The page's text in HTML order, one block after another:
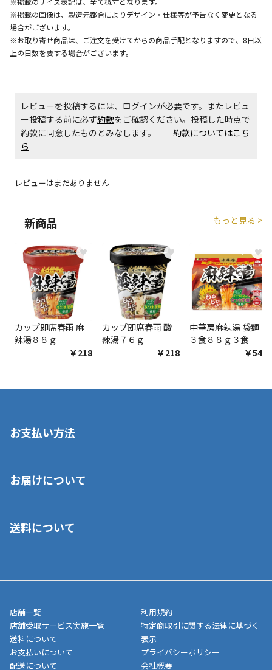
お見積商品です。金額・施工日はお打ち合わせの上、
決定となります。
エアコンの取付工事が必要な商品です。別途費用が発
商品購入個数ごとに送料がかかる商品です
※掲載の画像は、製造元都合によりデザイン・仕様等が予告なく変更となる
場合がございます。
※お取り寄せ商品は、ご注文を受けてからの商品手配となりますので、8日以
上の日数を要する場合がございます。
レビューを投稿するには、ログインが必要です。またレビュ
ー投稿する前に必ず約款をご確認ください。投稿した時点で
約款に同意したものとみなします。 約款についてはこち
ら
レビューはまだありません
新商品 もっと見る >
♥
カップ即席春雨 麻
辣湯８８ｇ
￥218
♥
カップ即席春雨 酸
辣湯７６ｇ
￥218
♥
中華房麻辣湯 袋麺
３食８８ｇ３食
￥548
お支払い方法
いいただくことはできません。ご了承ください。
■代金引換(代引)※手数料がかかります
■商品によっては一部決済方法が使用できない場合がございま
す。
お届けについて
ご注文が確認出来次第、1～4営業日に発送いたします。「お取り
業日にてお引渡しとなります。(離島などの場合、例外もあります)
メーカー直送品など一部商品については、その他商品との購入に
制限がかかる場合がございます。また発送日についても、通常と
異なる場合がございます。対象商品の説明ページをご確認くださ
い。
送料について
店舗一覧
店舗受取サービス実施一覧
送料について
お支払いについて
配送について
利用規約
特定商取引に関する法律に基づく
表示
プライバシーポリシー
会社概要